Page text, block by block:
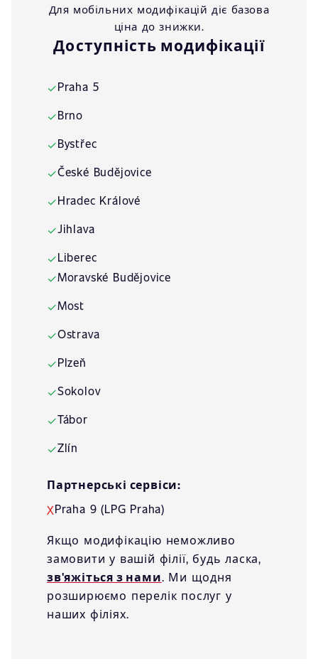
Для мобільних модифікацій діє базова
ціна до знижки.
Доступність модифікації
✓Praha 5
✓Brno
✓Bystřec
✓České Budějovice
✓Hradec Králové
✓Jihlava
✓Liberec
✓Moravské Budějovice
✓Most
✓Ostrava
✓Plzeň
✓Sokolov
✓Tábor
✓Zlín
Партнерські сервіси:
XPraha 9 (LPG Praha)
Якщо модифікацію неможливо
замовити у вашій філії, будь ласка,
зв'яжіться з нами. Ми щодня
розширюємо перелік послуг у
наших філіях.